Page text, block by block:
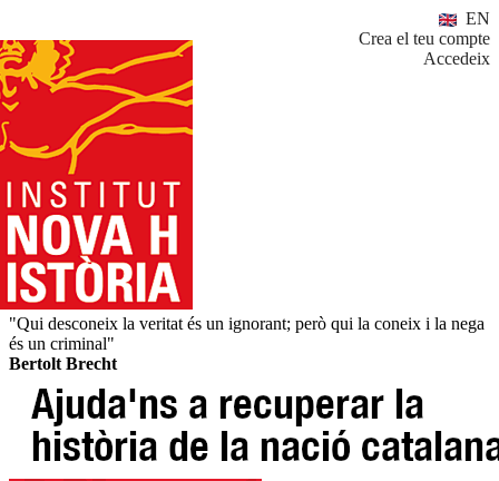
EN
Crea el teu compte
Accedeix
"Qui desconeix la veritat és un ignorant; però qui la coneix i la nega
és un criminal"
Bertolt Brecht